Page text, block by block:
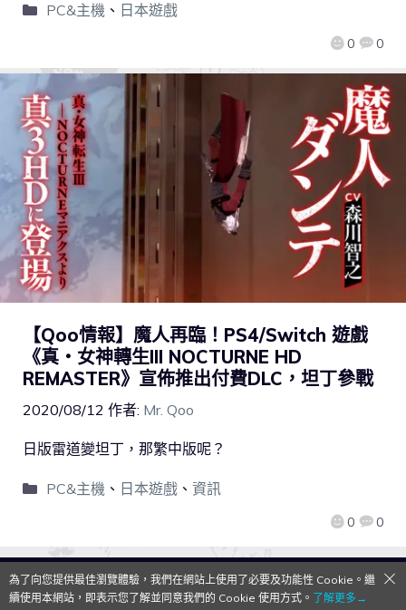
0 0
PC&主機、 日本遊戲
【Qoo情報】魔人再臨！PS4/Switch 遊戲
《真・女神轉生III NOCTURNE HD
REMASTER》宣佈推出付費DLC，坦丁參戰
2020/08/12 作者: Mr. Qoo
0 0
日版雷道變坦丁，那繁中版呢？
PC&主機、 日本遊戲、 資訊
QooApp Limited © 2026
為了向您提供最佳瀏覽體驗，我們在網站上使用了必要及功能性 Cookie。繼
續使用本網站，即表示您了解並同意我們的 Cookie 使用方式。 了解更多→